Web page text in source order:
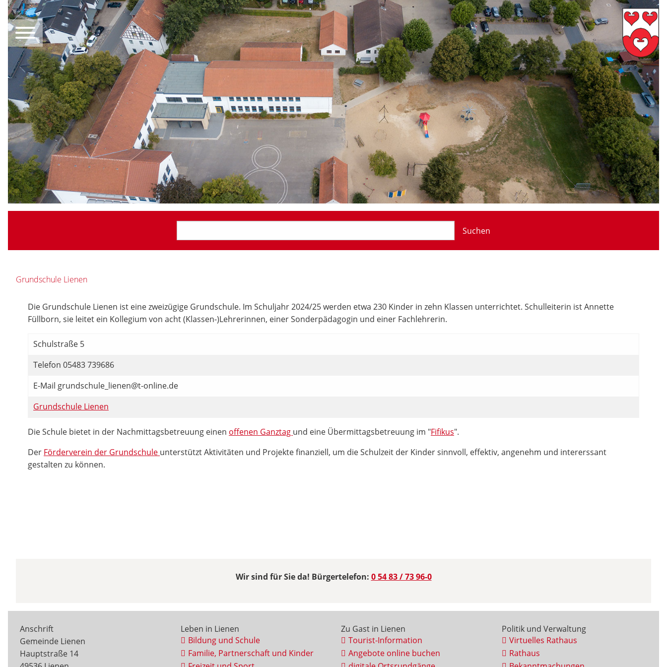
Suchen
Grundschule Lienen
Die Grundschule Lienen ist eine zweizügige Grundschule. Im Schuljahr 2024/25 werden etwa 230 Kinder in zehn Klassen unterrichtet. Schulleiterin ist Annette
Füllborn, sie leitet ein Kollegium von acht (Klassen-)Lehrerinnen, einer Sonderpädagogin und einer Fachlehrerin.
Schulstraße 5
Telefon 05483 739686
E-Mail grundschule_lienen@t-online.de
Grundschule Lienen
Die Schule bietet in der Nachmittagsbetreuung einen offenen Ganztag und eine Übermittagsbetreuung im "Fifikus".
Der Förderverein der Grundschule unterstützt Aktivitäten und Projekte finanziell, um die Schulzeit der Kinder sinnvoll, effektiv, angenehm und intererssant
gestalten zu können.
Wir sind für Sie da! Bürgertelefon: 0 54 83 / 73 96-0
Anschrift
Gemeinde Lienen
Hauptstraße 14
Leben in Lienen
Bildung und Schule
Familie, Partnerschaft und Kinder
Zu Gast in Lienen
Tourist-Information
Angebote online buchen
Politik und Verwaltung
Virtuelles Rathaus
Rathaus